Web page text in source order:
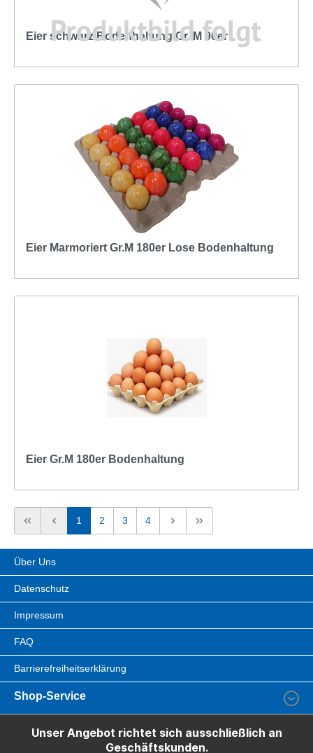
Eier schwarz Bodenhaltung Gr. M 90er
Eier Marmoriert Gr.M 180er Lose Bodenhaltung
Eier Gr.M 180er Bodenhaltung
1 2 3 4
Über Uns
Datenschutz
Impressum
FAQ
Barrierefreiheitserklärung
Shop-Service
Unser Angebot richtet sich ausschließlich an
Geschäftskunden.